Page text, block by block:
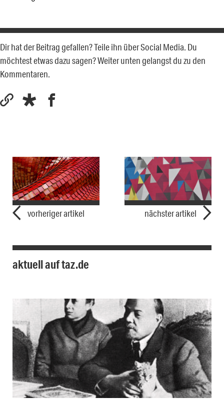
Dir hat der Beitrag gefallen? Teile ihn über Social Media. Du
möchtest etwas dazu sagen? Weiter unten gelangst du zu den
Kommentaren.
vorheriger artikel nächster artikel
aktuell auf taz.de